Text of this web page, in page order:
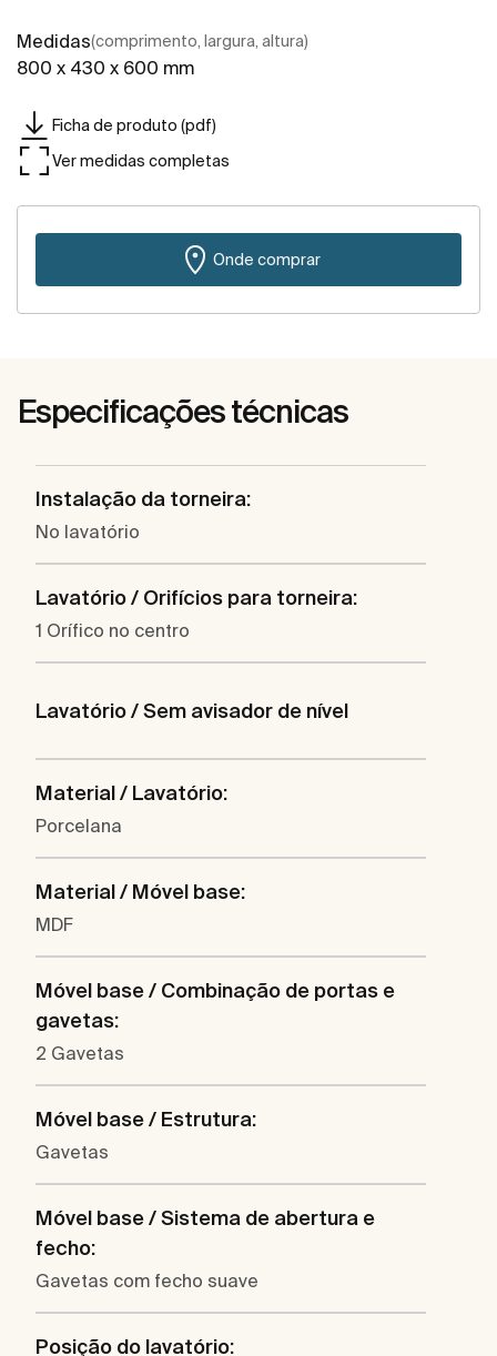
Medidas(comprimento, largura, altura)
800 x 430 x 600 mm
Ficha de produto (pdf)
Ver medidas completas
Onde comprar
Especificações técnicas
Instalação da torneira:
No lavatório
Lavatório / Orifícios para torneira:
1 Orífico no centro
Lavatório / Sem avisador de nível
Material / Lavatório:
Porcelana
Material / Móvel base:
MDF
Móvel base / Combinação de portas e
gavetas:
2 Gavetas
Móvel base / Estrutura:
Gavetas
Móvel base / Sistema de abertura e
fecho:
Gavetas com fecho suave
Posição do lavatório: